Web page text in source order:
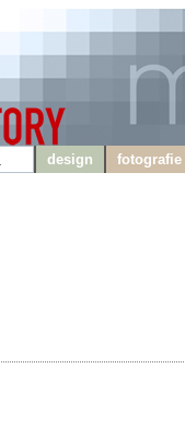
design fotografie